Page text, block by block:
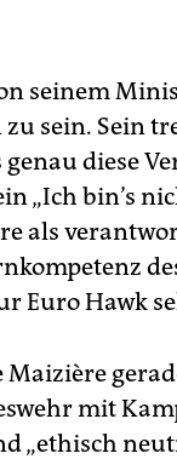
seinem
sein. Sein
diese
„Ich bin’s
als
Euro Hawk
Maizière
mit
„ethisch